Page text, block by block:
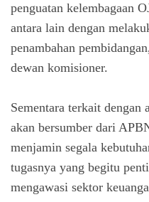
penguatan kelembagaan
antara lain dengan
penambahan
dewan komisioner.
Sementara terkait dengan
akan bersumber dari
menjamin segala
tugasnya yang begitu
mengawasi sektor